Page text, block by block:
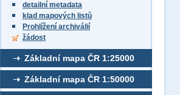
detailní metadata
klad mapových listů
Prohlížení archiválií
žádost
Základní mapa ČR 1:25000
Základní mapa ČR 1:50000